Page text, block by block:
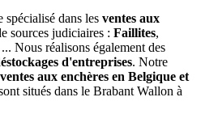
dans les ventes aux
sources judiciaires : Faillites,
... Nous réalisons également des
d'entreprises. Notre
aux enchères en Belgique et
situés dans le Brabant Wallon à